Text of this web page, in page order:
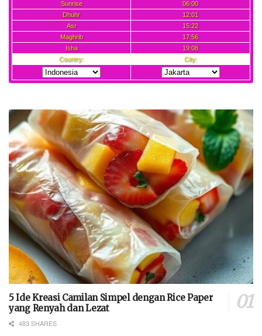
5 Ide Kreasi Camilan Simpel dengan Rice Paper
yang Renyah dan Lezat
483 SHARES